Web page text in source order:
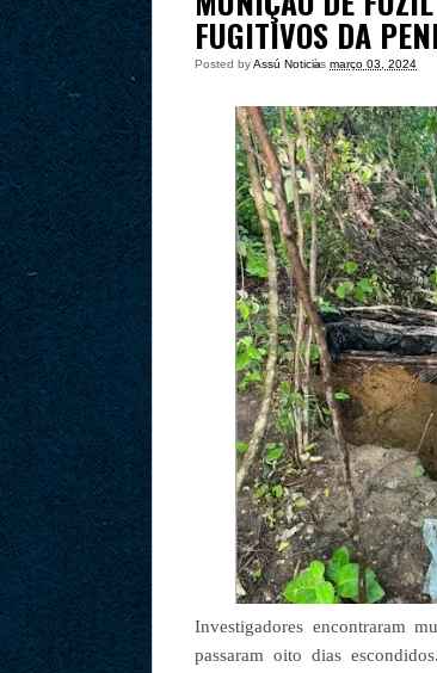
FUGITIVOS DA
Posted byAssú Noticia
às março 03, 2024
Investigadores encontraram
passaram oito dias